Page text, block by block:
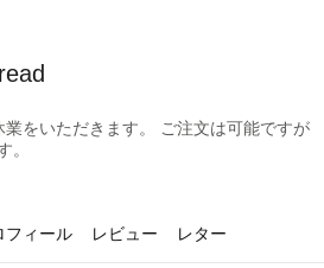
をいただきます。 ご注文は可能ですが
。
フィール レビュー レター